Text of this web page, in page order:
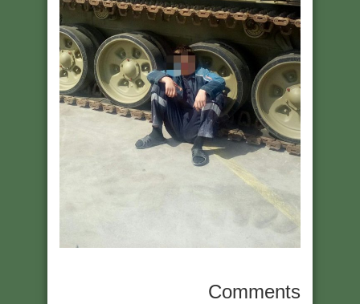
Comments